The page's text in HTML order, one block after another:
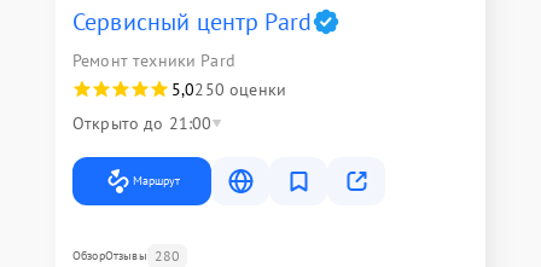
Сервисный центр Pard
Ремонт техники Pard
5,0250 оценки
Открыто до 21:00
Маршрут
ОбзорОтзывы 280